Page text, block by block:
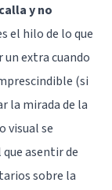
y no
el hilo de lo que
extra cuando
(si
la mirada de la
visual se
asentir de
sobre la